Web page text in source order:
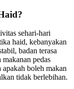
sehari-hari
haid, kebanyakan
badan terasa
pedas
boleh makan
tidak berlebihan.